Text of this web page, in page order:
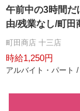
午前中の3時間だ
由/残業なし/町田
町田商店 十三店
時給1,250円
アルバイト・パート